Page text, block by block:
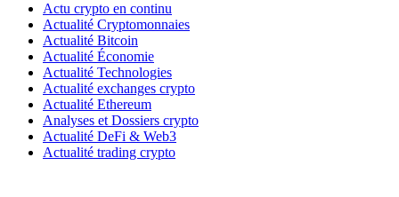
Actu crypto en continu
Actualité Cryptomonnaies
Actualité Bitcoin
Actualité Économie
Actualité Technologies
Actualité exchanges crypto
Actualité Ethereum
Analyses et Dossiers crypto
Actualité DeFi & Web3
Actualité trading crypto